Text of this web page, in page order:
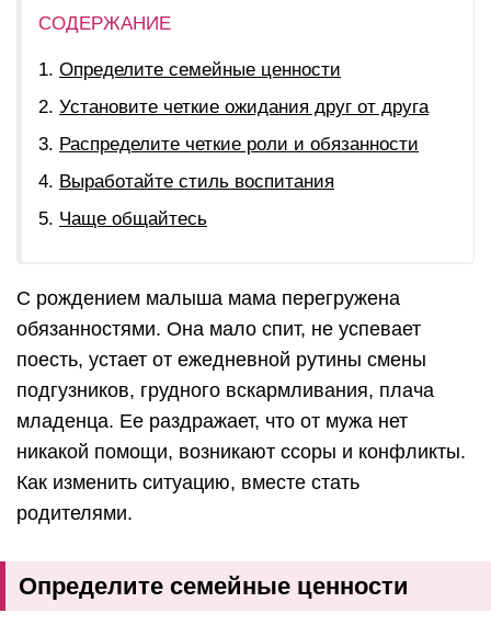
СОДЕРЖАНИЕ
Определите семейные ценности
Установите четкие ожидания друг от друга
Распределите четкие роли и обязанности
Выработайте стиль воспитания
Чаще общайтесь
С рождением малыша мама перегружена
обязанностями. Она мало спит, не успевает
поесть, устает от ежедневной рутины смены
подгузников, грудного вскармливания, плача
младенца. Ее раздражает, что от мужа нет
никакой помощи, возникают ссоры и конфликты.
Как изменить ситуацию, вместе стать
родителями.
Определите семейные ценности